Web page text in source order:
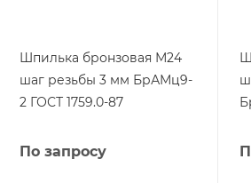
Шпилька бронзовая М24
шаг резьбы 3 мм БрАМц9-
2 ГОСТ 1759.0-87
По запросу